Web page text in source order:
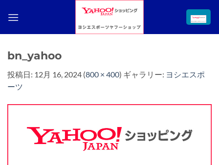
bn_yahoo
投稿日: 12月 16, 2024 (800 × 400) ギャラリー: ヨシエスポ
ーツ